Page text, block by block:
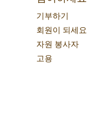
기부하기
회원이 되세요
자원 봉사자
고용